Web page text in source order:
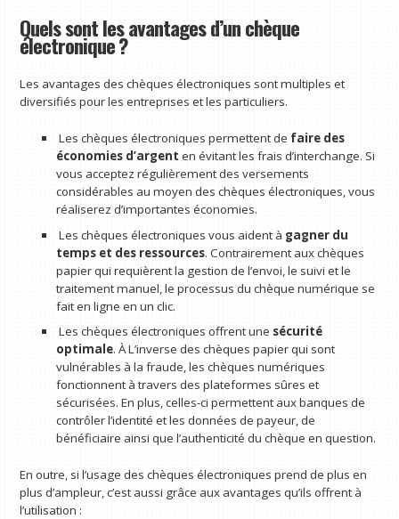
Quels sont les avantages d’un chèque
électronique ?
Les avantages des chèques électroniques sont multiples et
diversifiés pour les entreprises et les particuliers.
Les chèques électroniques permettent de faire des
économies d’argent en évitant les frais d’interchange. Si
vous acceptez régulièrement des versements
considérables au moyen des chèques électroniques, vous
réaliserez d’importantes économies.
Les chèques électroniques vous aident à gagner du
temps et des ressources. Contrairement aux chèques
papier qui requièrent la gestion de l’envoi, le suivi et le
traitement manuel, le processus du chèque numérique se
fait en ligne en un clic.
Les chèques électroniques offrent une sécurité
optimale. À L’inverse des chèques papier qui sont
vulnérables à la fraude, les chèques numériques
fonctionnent à travers des plateformes sûres et
sécurisées. En plus, celles-ci permettent aux banques de
contrôler l’identité et les données de payeur, de
bénéficiaire ainsi que l’authenticité du chèque en question.
En outre, si l’usage des chèques électroniques prend de plus en
plus d’ampleur, c’est aussi grâce aux avantages qu’ils offrent à
l’utilisation :